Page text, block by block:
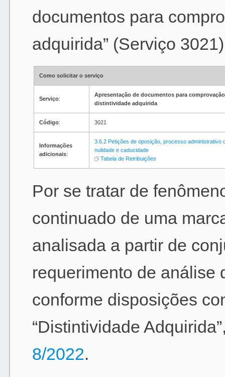
documentos para
adquirida” (Serviço
Como solicitar o serviço
Serviço:
Apresentação de documentos para
distintividade adquirida
Código: 3021
Informações
adicionais:
3.6.2 Petições de oposição, processo administrativo
nulidade e caducidade
Tabela de Retribuições
Por se tratar de
continuado de uma
analisada a partir de
requerimento de análise
conforme disposições
“Distintividade
8/2022.